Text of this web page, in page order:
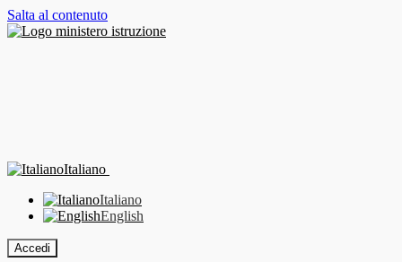
Salta al contenuto
Italiano
Italiano
English
Accedi